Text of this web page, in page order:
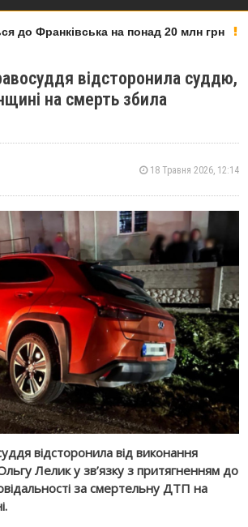
до Франківська на понад 20 млн грн
відсторонила суддю,
на смерть збила
18 Травня 2026, 12:14
відсторонила від виконання
Лелик у зв’язку з притягненням до
за смертельну ДТП на